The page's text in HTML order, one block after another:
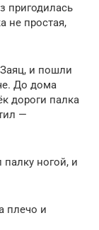
пригодилась
не простая,
и пошли
До дома
дороги палка
—
ногой, и
плечо и